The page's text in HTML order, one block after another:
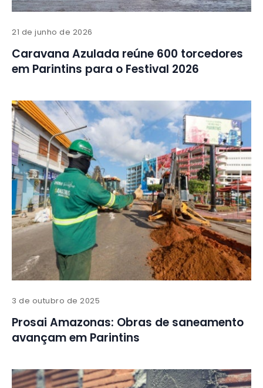
21 de junho de 2026
Caravana Azulada reúne 600 torcedores
em Parintins para o Festival 2026
3 de outubro de 2025
Prosai Amazonas: Obras de saneamento
avançam em Parintins